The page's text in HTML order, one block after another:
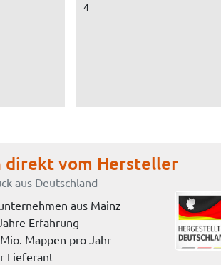
4
direkt vom Hersteller
aus Deutschland
aus Mainz
Erfahrung
Mappen pro Jahr
Lieferant